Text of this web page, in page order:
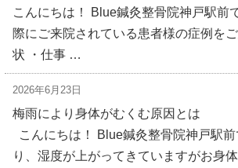
こんにちは！ Blue鍼灸整骨院神戸駅前
際にご来院されている患者様の症例を
状 ・仕事 …
2026年6月23日
梅雨により身体がむくむ原因とは
こんにちは！ Blue鍼灸整骨院神戸駅前
り、湿度が上がってきていますがお身